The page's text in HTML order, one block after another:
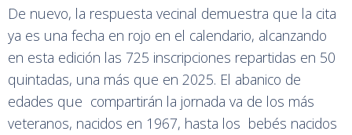
De nuevo, la respuesta vecinal demuestra que la cita
ya es una fecha en rojo en el calendario, alcanzando
en esta edición las 725 inscripciones repartidas en 50
quintadas, una más que en 2025. El abanico de
edades que compartirán la jornada va de los más
veteranos, nacidos en 1967, hasta los bebés nacidos